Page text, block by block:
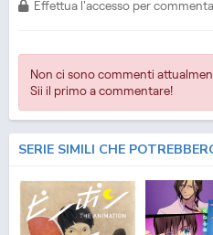
Effettua l'accesso per
Non ci sono commenti
Sii il primo a commentare!
SERIE SIMILI CHE